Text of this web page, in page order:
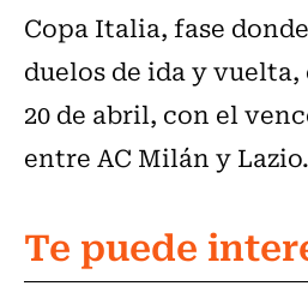
Copa Italia, fase
duelos de ida y vuelta,
20 de abril, con el
entre AC Milán y Lazio.
Te puede